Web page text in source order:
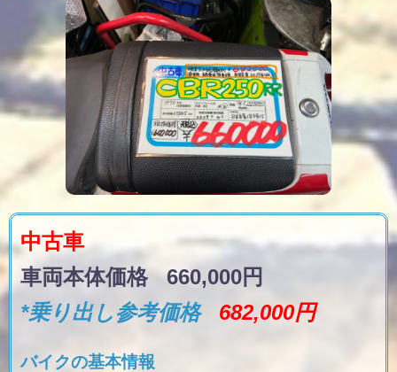
中古車
車両本体価格 660,000円
*乗り出し参考価格
682,000円
バイクの基本情報